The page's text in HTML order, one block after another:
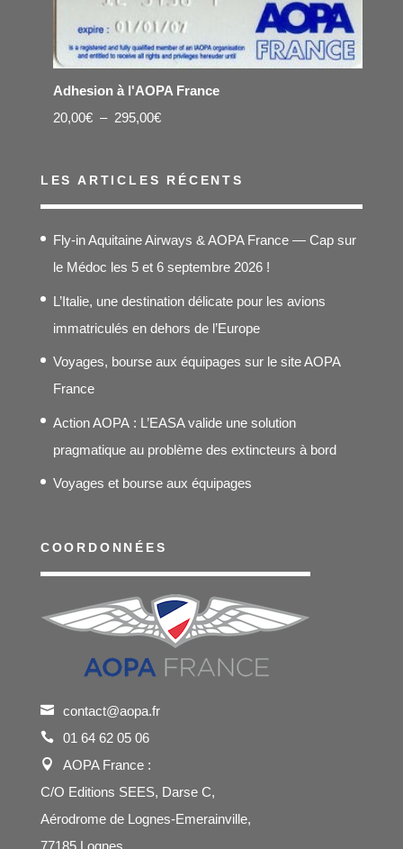
Adhesion à l'AOPA France
20,00€ – 295,00€Plage
prix :
295,00€
LES ARTICLES RÉCENTS
Fly-in Aquitaine Airways & AOPA France — Cap sur
le Médoc les 5 et 6 septembre 2026 !
L’Italie, une destination délicate pour les avions
immatriculés en dehors de l’Europe
Voyages, bourse aux équipages sur le site AOPA
France
Action AOPA : L’EASA valide une solution
pragmatique au problème des extincteurs à bord
Voyages et bourse aux équipages
COORDONNÉES
contact@aopa.fr
01 64 62 05 06
AOPA France :
C/O Editions SEES, Darse C,
Aérodrome de Lognes-Emerainville,
77185 Lognes